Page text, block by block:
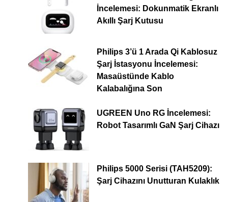
İncelemesi: Dokunmatik Ekranlı
Akıllı Şarj Kutusu
Philips 3’ü 1 Arada Qi Kablosuz
Şarj İstasyonu İncelemesi:
Masaüstünde Kablo
Kalabalığına Son
UGREEN Uno RG İncelemesi:
Robot Tasarımlı GaN Şarj Cihazı
Philips 5000 Serisi (TAH5209):
Şarj Cihazını Unutturan Kulaklık